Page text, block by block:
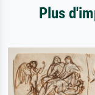
Plus